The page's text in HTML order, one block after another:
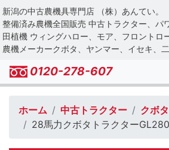
Skip
to
main
content
新潟の中古農機具専門店 （株）あんてい。
整備済み農機全国販売 中古トラクター、パ
田植機 ウィングハロー、モア、フロントロ
農機メーカークボタ、ヤンマー、イセキ、二
0120-278-607
ホーム 中古トラクター
クボタ
28馬力クボタトラクターGL280